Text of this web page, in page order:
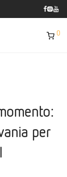
0
per